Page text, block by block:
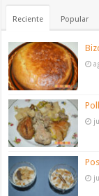
Reciente Popular